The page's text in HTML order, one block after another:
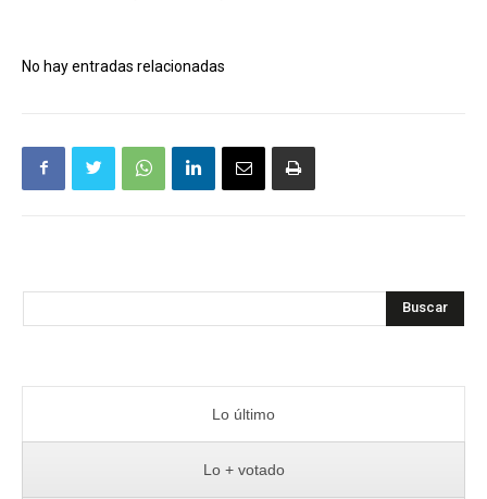
No hay entradas relacionadas
Buscar
Lo último
Lo + votado